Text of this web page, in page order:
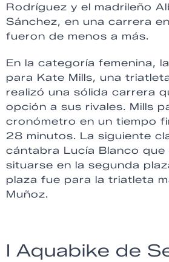
Rodríguez y el madrileño
Sánchez, en una carrera
fueron de menos a más.
En la categoría femenina,
para Kate Mills, una
realizó una sólida carrera
opción a sus rivales. Mills
cronómetro en un tiempo
28 minutos. La siguiente
cántabra Lucía Blanco que
situarse en la segunda
plaza fue para la triatleta
Muñoz.
I Aquabike de